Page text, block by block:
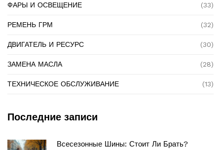
ФАРЫ И ОСВЕЩЕНИЕ (33)
РЕМЕНЬ ГРМ (32)
ДВИГАТЕЛЬ И РЕСУРС (30)
ЗАМЕНА МАСЛА (28)
ТЕХНИЧЕСКОЕ ОБСЛУЖИВАНИЕ (13)
Последние записи
Всесезонные Шины: Стоит Ли Брать?